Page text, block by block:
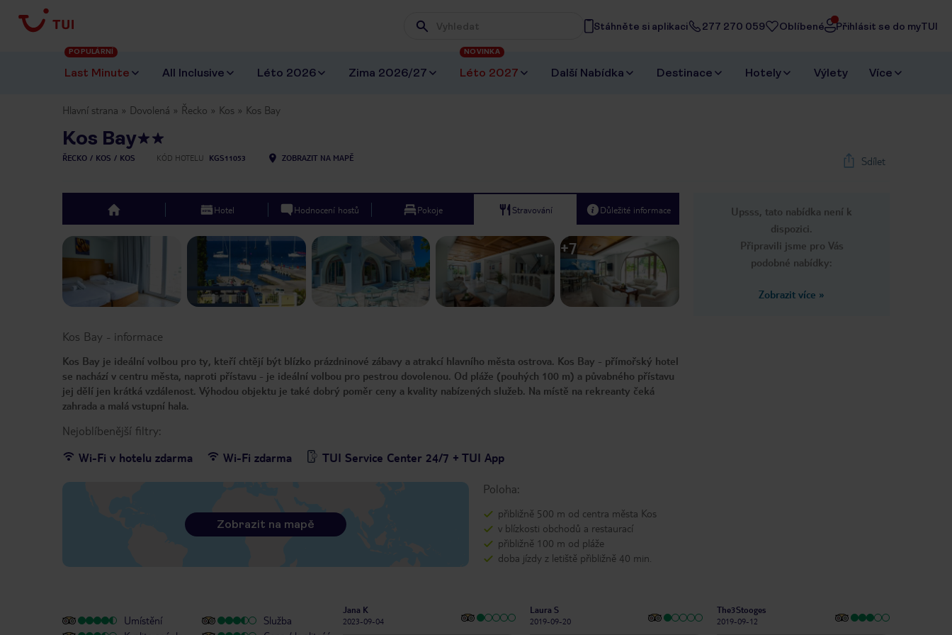
Wpisz frazę, której szukasz
Stáhněte si aplikaci 277 270 059 Oblíbené Přihlásit se do myTUI
Last Minute
POPULÁRNÍ
All Inclusive Léto 2026 Zima 2026/27 Léto 2027
NOVINKA
Další Nabídka Destinace Hotely Výlety Více
Hlavní strana Dovolená Řecko Kos Kos Bay
Kos Bay
ŘECKO KOS KOS KÓD HOTELU KGS11053 ZOBRAZIT NA MAPĚ Sdílet
Upsss, tato nabídka není k
dispozici.
Připravili jsme pro Vás
podobné nabídky:
Zobrazit více »
top Hotel Hodnocení hostů Pokoje Stravování Důležité informace
Previous slide Next slide
1/ 13
+7
Kos Bay - informace
Kos Bay je ideální volbou pro ty, kteří chtějí být blízko prázdninové zábavy a atrakcí hlavního města ostrova. Kos Bay - přímořský hotel
se nachází v centru města, naproti přístavu - je ideální volbou pro pestrou dovolenou. Od pláže (pouhých 100 m) a půvabného přístavu
jej dělí jen krátká vzdálenost. Výhodou objektu je také dobrý poměr ceny a kvality nabízených služeb. Na místě na rekreanty čeká
zahrada a malá vstupní hala.
Nejoblíbenější filtry:
Wi-Fi v hotelu zdarma
Wi-Fi zdarma TUI Service Center 24/7 + TUI App
Poloha:
přibližně 500 m od centra města Kos
v blízkosti obchodů a restaurací
přibližně 100 m od pláže
doba jízdy z letiště přibližně 40 min.
Zobrazit na mapě
Umístění
Služba
Jana K
2023-09-04
Laura S
2019-09-20
The3Stooges
2019-09-12